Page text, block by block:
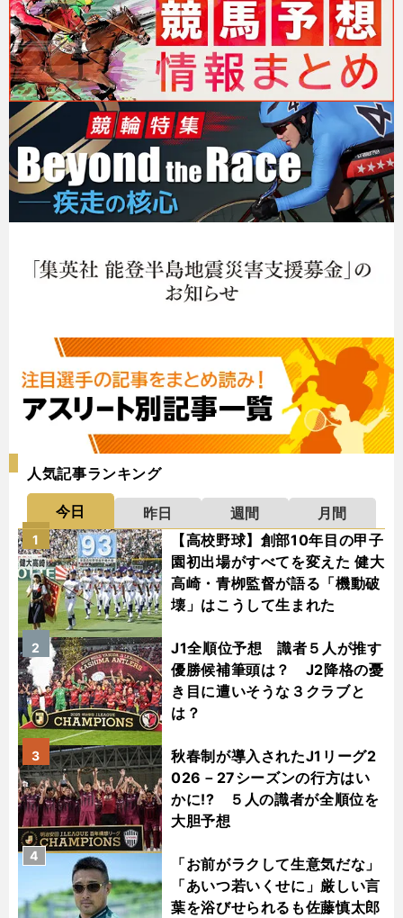
人気記事ランキング
今日 昨日 週間
月間
【高校野球】創部10年目の甲子
園初出場がすべてを変えた 健大
高崎・青栁監督が語る「機動破
壊」はこうして生まれた
1
J1全順位予想 識者５人が推す
優勝候補筆頭は？ J2降格の憂
き目に遭いそうな３クラブと
は？
2
秋春制が導入されたJ1リーグ2
026－27シーズンの行方はい
かに!? ５人の識者が全順位を
大胆予想
3
「お前がラクして生意気だな」
「あいつ若いくせに」厳しい言
葉を浴びせられるも佐藤慎太郎
4